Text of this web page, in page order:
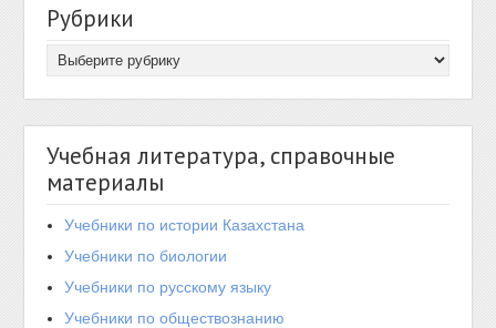
Рубрики
Учебная литература, справочные
материалы
Учебники по истории Казахстана
Учебники по биологии
Учебники по русскому языку
Учебники по обществознанию